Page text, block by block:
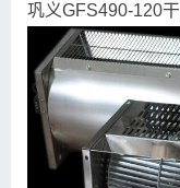
巩义GFS490-120